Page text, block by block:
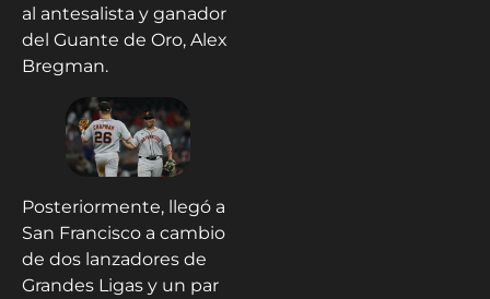
al antesalista y ganador
del Guante de Oro, Alex
Bregman.
Posteriormente, llegó a
San Francisco a cambio
de dos lanzadores de
Grandes Ligas y un par